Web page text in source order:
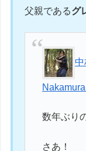
父親であるグ
Nakamura
数年ぶり
さあ！